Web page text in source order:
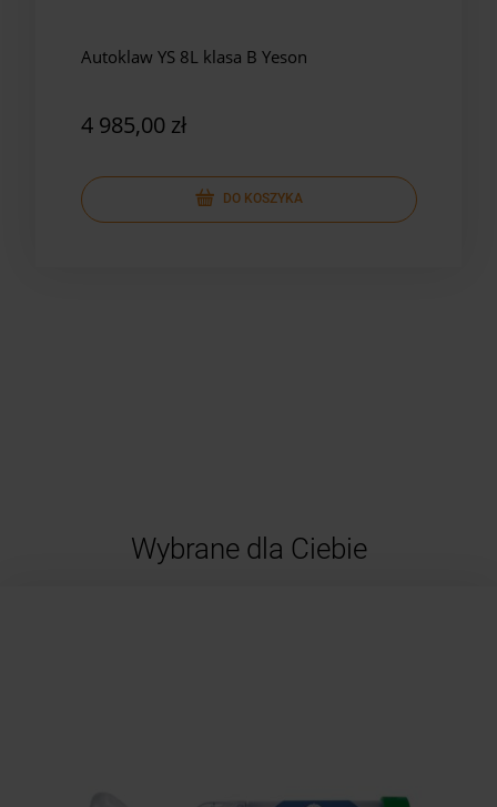
Autoklaw YS 8L klasa B Yeson
4 985,00 zł
DO KOSZYKA
Wybrane dla Ciebie